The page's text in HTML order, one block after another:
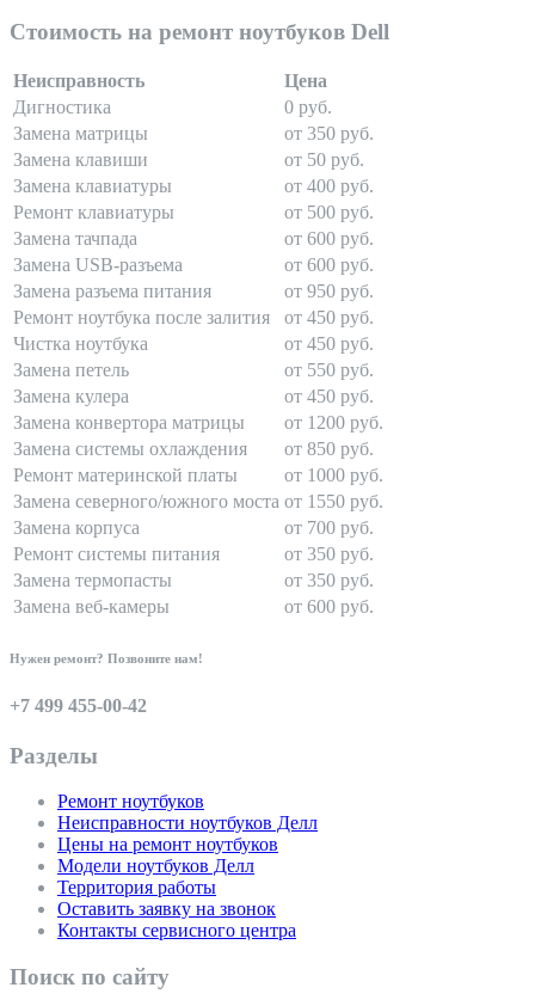
Стоимость на ремонт ноутбуков Dell
Неисправность
Цена
Дигностика
0 руб.
Замена матрицы
от 350 руб.
Замена клавиши
от 50 руб.
Замена клавиатуры
от 400 руб.
Ремонт клавиатуры
от 500 руб.
Замена тачпада
от 600 руб.
Замена USB-разъема
от 600 руб.
Замена разъема питания
от 950 руб.
Ремонт ноутбука после залития
от 450 руб.
Чистка ноутбука
от 450 руб.
Замена петель
от 550 руб.
Замена кулера
от 450 руб.
Замена конвертора матрицы
от 1200 руб.
Замена системы охлаждения
от 850 руб.
Ремонт материнской платы
от 1000 руб.
Замена северного/южного моста от 1550 руб.
Замена корпуса
от 700 руб.
Ремонт системы питания
от 350 руб.
Замена термопасты
от 350 руб.
Замена веб-камеры
от 600 руб.
Нужен ремонт? Позвоните нам!
+7 499 455-00-42
Разделы
Ремонт ноутбуков
Неисправности ноутбуков Делл
Цены на ремонт ноутбуков
Модели ноутбуков Делл
Территория работы
Оставить заявку на звонок
Контакты сервисного центра
Поиск по сайту